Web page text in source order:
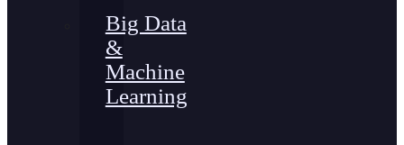
Big Data
&
Machine
Learning